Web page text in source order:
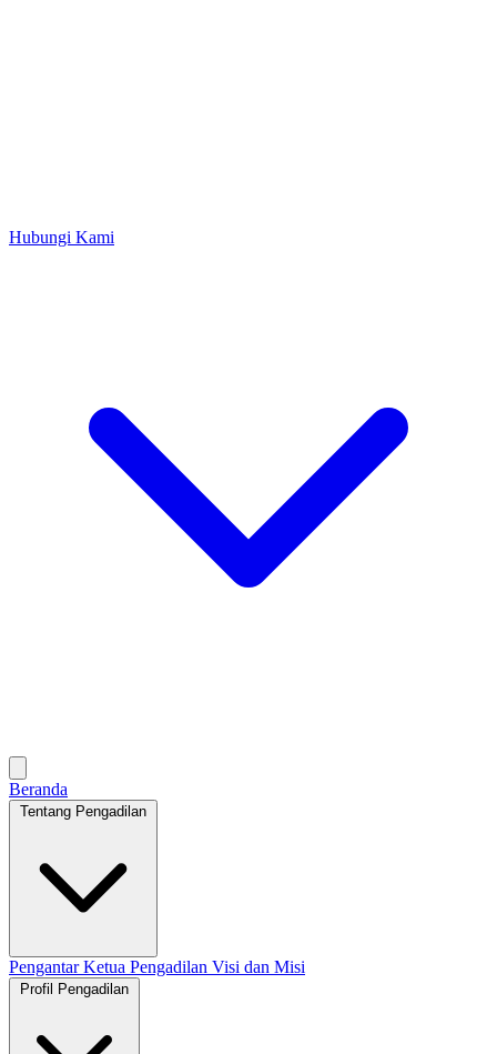
Hubungi Kami
Beranda
Tentang Pengadilan
Pengantar Ketua Pengadilan Visi dan Misi
Profil Pengadilan